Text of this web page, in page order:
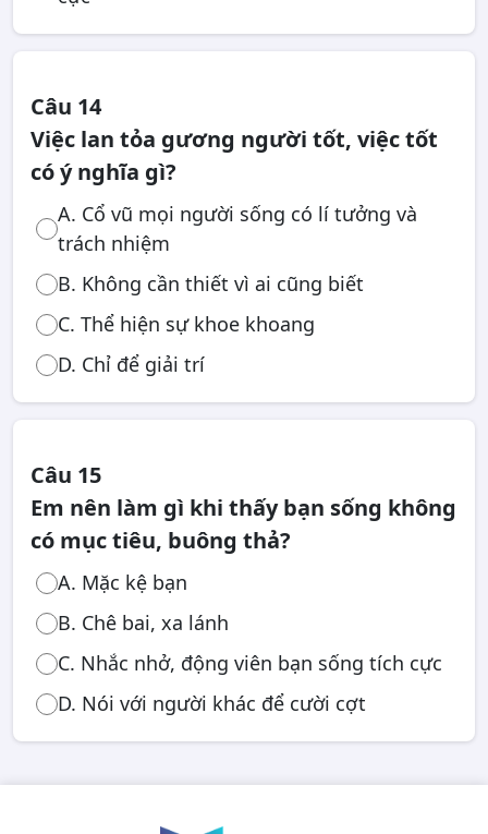
Câu 14
Việc lan tỏa gương người tốt, việc tốt
có ý nghĩa gì?
A. Cổ vũ mọi người sống có lí tưởng và
trách nhiệm
B. Không cần thiết vì ai cũng biết
C. Thể hiện sự khoe khoang
D. Chỉ để giải trí
Câu 15
Em nên làm gì khi thấy bạn sống không
có mục tiêu, buông thả?
A. Mặc kệ bạn
B. Chê bai, xa lánh
C. Nhắc nhở, động viên bạn sống tích cực
D. Nói với người khác để cười cợt